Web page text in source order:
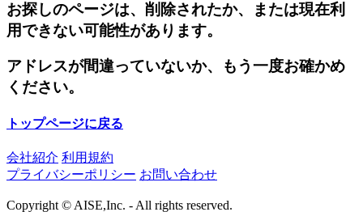
お探しのページは、削除されたか、または現在利
用できない可能性があります。
アドレスが間違っていないか、もう一度お確かめ
ください。
トップページに戻る
会社紹介 利用規約
プライバシーポリシー お問い合わせ
Copyright © AISE,Inc. - All rights reserved.